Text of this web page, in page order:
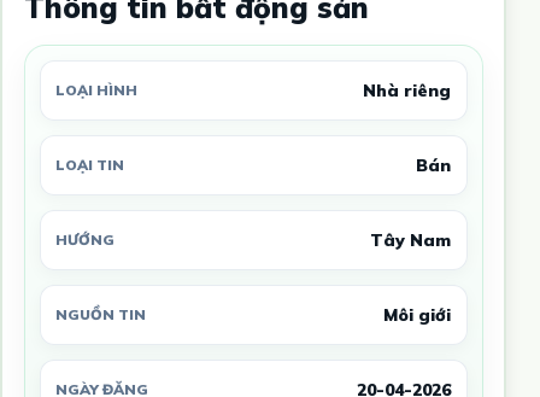
LOẠI HÌNH Nhà riêng
LOẠI TIN Bán
HƯỚNG Tây Nam
NGUỒN TIN Môi giới
NGÀY ĐĂNG 20-04-2026